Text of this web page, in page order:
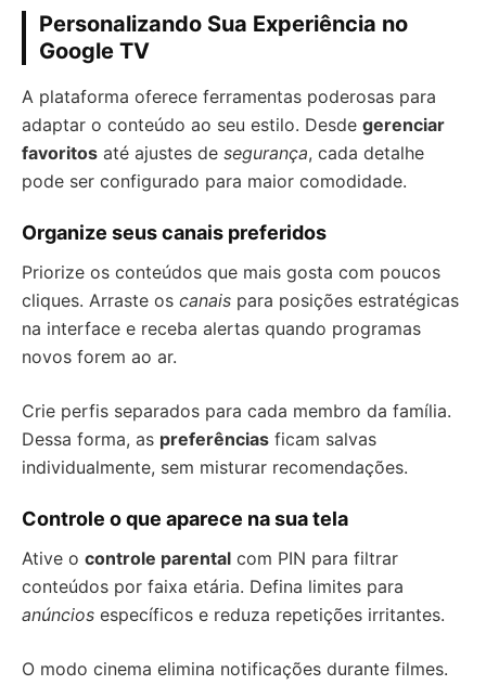
Personalizando Sua Experiência no
Google TV
A plataforma oferece ferramentas poderosas para
adaptar o conteúdo ao seu estilo. Desde gerenciar
favoritos até ajustes de segurança, cada detalhe
pode ser configurado para maior comodidade.
Organize seus canais preferidos
Priorize os conteúdos que mais gosta com poucos
cliques. Arraste os canais para posições estratégicas
na interface e receba alertas quando programas
novos forem ao ar.
Crie perfis separados para cada membro da família.
Dessa forma, as preferências ficam salvas
individualmente, sem misturar recomendações.
Controle o que aparece na sua tela
Ative o controle parental com PIN para filtrar
conteúdos por faixa etária. Defina limites para
anúncios específicos e reduza repetições irritantes.
O modo cinema elimina notificações durante filmes.